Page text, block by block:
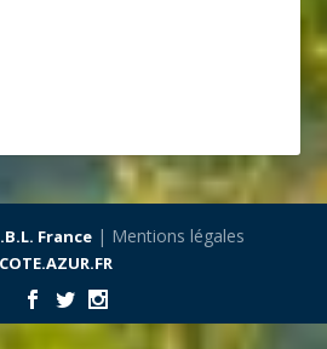
France| Mentions légales
COTE.AZUR.FR